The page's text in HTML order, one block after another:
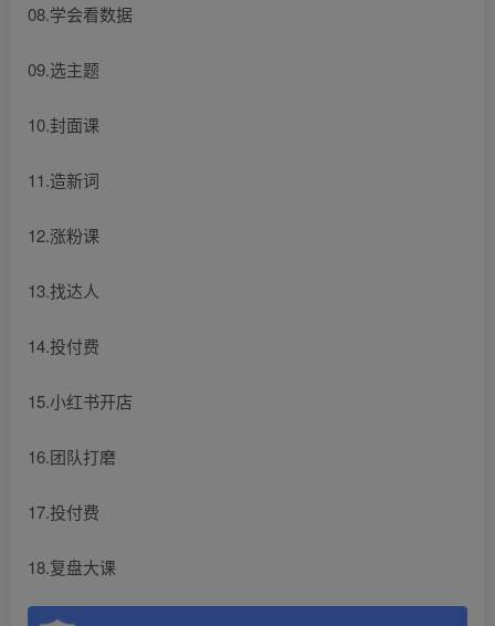
08.学会看数据
09.选主题
10.封面课
11.造新词
12.涨粉课
13.找达人
14.投付费
15.小红书开店
16.团队打磨
17.投付费
18.复盘大课